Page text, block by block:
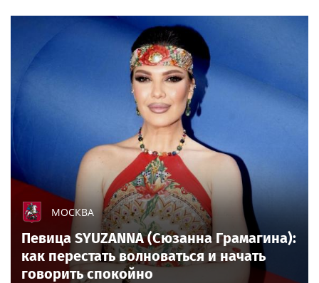
МОСКВА
Певица SYUZANNA (Сюзанна Грамагина):
как перестать волноваться и начать
говорить спокойно